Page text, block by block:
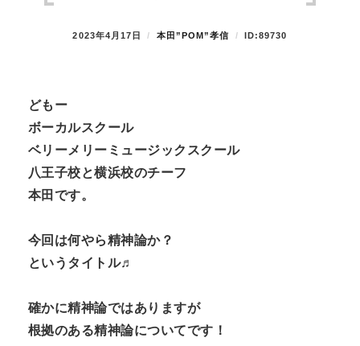
P
O
2023年4月17日
B
本田”POM”孝信 ID:89730
どもー
ボーカルスクール
ベリーメリーミュージックスクール
八王子校と横浜校のチーフ
本田です。
今回は何やら精神論か？
というタイトル♬
確かに精神論ではありますが
根拠のある精神論についてです！